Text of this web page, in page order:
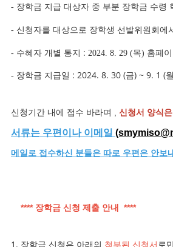
- 장학금 지급 대상자 중 부분 장학금 수령
- 신청자를 대상으로 장학생 선발위원회에
- 수혜자 개별 통지 : 2024. 8. 29 (목) 홈페
- 장학금 지급일 : 2024. 8. 30 (금) ~ 9. 1 (
신청기간 내에 접수 바라며 , 신청서 양식
서류는 우편이나 이메일
메일로 접수하신 분들은 따로 우편은 안보
**** 장학금 신청 제출 안내 ****
1. 장학금 신청은 아래의 첨부된 신청서로